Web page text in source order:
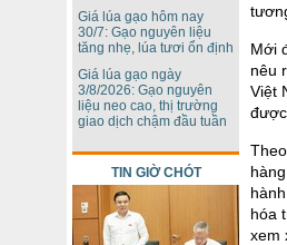
Mới
nêu
Việt
hóa
xem
Giá lúa gạo hôm nay
30/7: Gạo nguyên liệu
tăng nhẹ, lúa tươi ổn định
Giá lúa gạo ngày
3/8/2026: Gạo nguyên
liệu neo cao, thị trường
giao dịch chậm đầu tuần
TIN GIỜ CHÓT